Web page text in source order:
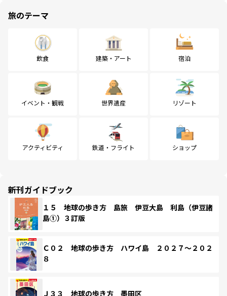
旅のテーマ
飲食 建築・アート 宿泊
イベント・観戦 世界遺産 リゾート
アクティビティ 鉄道・フライト ショップ
新刊ガイドブック
１５ 地球の歩き方 島旅 伊豆大島 利島（伊豆諸
島①）３訂版
Ｃ０２ 地球の歩き方 ハワイ島 ２０２７～２０２
８
Ｊ３３ 地球の歩き方 墨田区